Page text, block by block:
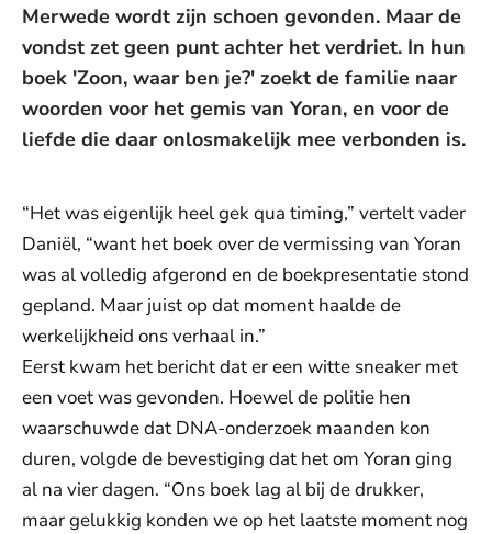
Merwede wordt zijn schoen gevonden. Maar de
vondst zet geen punt achter het verdriet. In hun
boek 'Zoon, waar ben je?' zoekt de familie naar
woorden voor het gemis van Yoran, en voor de
liefde die daar onlosmakelijk mee verbonden is.
“Het was eigenlijk heel gek qua timing,” vertelt vader
Daniël, “want het boek over de vermissing van Yoran
was al volledig afgerond en de boekpresentatie stond
gepland. Maar juist op dat moment haalde de
werkelijkheid ons verhaal in.”
Eerst kwam het bericht dat er een witte sneaker met
een voet was gevonden. Hoewel de politie hen
waarschuwde dat DNA-onderzoek maanden kon
duren, volgde de bevestiging dat het om Yoran ging
al na vier dagen. “Ons boek lag al bij de drukker,
maar gelukkig konden we op het laatste moment nog